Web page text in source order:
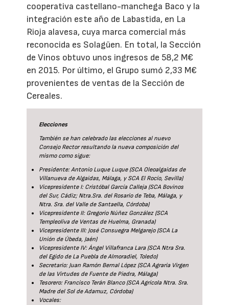
cooperativa castellano-manchega Baco y la
integración este año de Labastida, en La
Rioja alavesa, cuya marca comercial más
reconocida es Solagüen. En total, la Sección
de Vinos obtuvo unos ingresos de 58,2 M€
en 2015. Por último, el Grupo sumó 2,33 M€
provenientes de ventas de la Sección de
Cereales.
Elecciones
También se han celebrado las elecciones al nuevo
Consejo Rector resultando la nueva composición del
mismo como sigue:
Presidente: Antonio Luque Luque (SCA Oleoalgaidas de
Villanueva de Algaidas, Málaga, y SCA El Rocío, Sevilla)
Vicepresidente I: Cristóbal García Calleja (SCA Bovinos
del Sur, Cádiz; Ntra.Sra. del Rosario de Teba, Málaga, y
Ntra. Sra. del Valle de Santaella, Córdoba)
Vicepresidente II: Gregorio Núñez González (SCA
Templeoliva de Ventas de Huelma, Granada)
Vicepresidente III: José Consuegra Melgarejo (SCA La
Unión de Úbeda, Jaén)
Vicepresidente IV: Ángel Villafranca Lara (SCA Ntra Sra.
del Egido de La Puebla de Almoradiel, Toledo)
Secretario: Juan Ramón Bernal López (SCA Agraria Virgen
de las Virtudes de Fuente de Piedra, Málaga)
Tesorero: Francisco Terán Blanco (SCA Agrícola Ntra. Sra.
Madre del Sol de Adamuz, Córdoba)
Vocales: